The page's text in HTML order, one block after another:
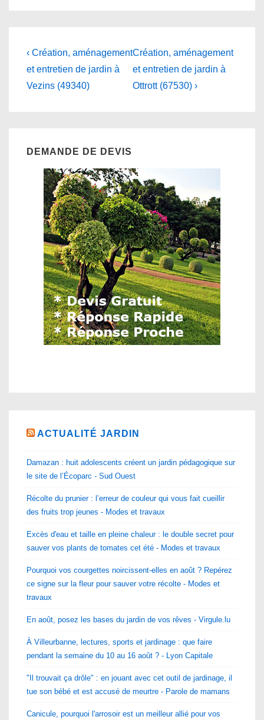
Navigation
de
l’article
Previous
Post
is
‹ Création, aménagement
et entretien de jardin à
Vezins (49340)
Next
Post
is
Création, aménagement
et entretien de jardin à
Ottrott (67530) ›
DEMANDE DE DEVIS
ACTUALITÉ JARDIN
Damazan : huit adolescents créent un jardin pédagogique sur
le site de l’Écoparc - Sud Ouest
Récolte du prunier : l’erreur de couleur qui vous fait cueillir
des fruits trop jeunes - Modes et travaux
Excès d'eau et taille en pleine chaleur : le double secret pour
sauver vos plants de tomates cet été - Modes et travaux
Pourquoi vos courgettes noircissent-elles en août ? Repérez
ce signe sur la fleur pour sauver votre récolte - Modes et
travaux
En août, posez les bases du jardin de vos rêves - Virgule.lu
À Villeurbanne, lectures, sports et jardinage : que faire
pendant la semaine du 10 au 16 août ? - Lyon Capitale
"Il trouvait ça drôle" : en jouant avec cet outil de jardinage, il
tue son bébé et est accusé de meurtre - Parole de mamans
Canicule, pourquoi l'arrosoir est un meilleur allié pour vos